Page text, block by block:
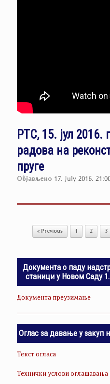
РТС, 15. јул 2016.
радова на
пруге
Објављено 17. July 2016.
Post navigation
« Previous 1 2 3
Документа о паду
станици у Новом Саду
Документа преузимање
Оглас за давање у закуп
Текст огласа
Технички услови